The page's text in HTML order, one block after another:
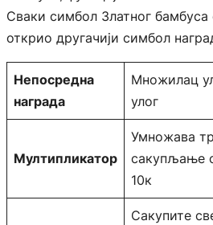
Сваки симбол Златног бамбуса
открио другачији симбол
Непосредна
награда
Множилац
улог
Мултипликатор
Умножава
сакупљање
10к
Сакупите